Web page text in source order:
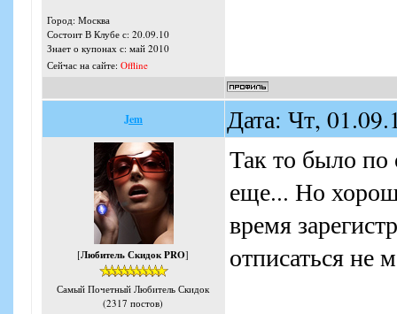
Город: Москва
Состоит В Клубе с: 20.09.10
Знает о купонах с: май 2010
Сейчас на сайте: Offline
Jem Дата: Чт,
[Любитель Скидок PRO]
Самый Почетный Любитель Скидок
(2317 постов)
Так то было по
еще... Но
время
отписаться не